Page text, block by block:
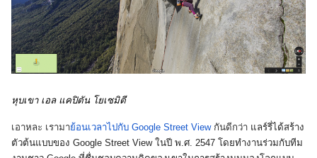
หุบเขา เอล แคปิตัน โยเซมิตี
เอาหละ เรามาย้อนเวลาไปกับ Google Street View กันดีกว่า แลร์รี่ได้สร้าง
ตัวต้นแบบของ Google Street View ในปี พ.ศ. 2547 โดยทำงานร่วมกับทีม